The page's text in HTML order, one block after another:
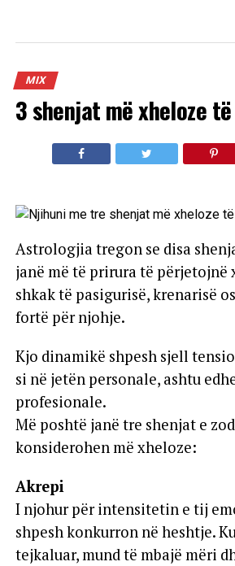
MIX
3 shenjat më xheloze
Astrologjia tregon se disa
janë më të prirura të përjetojnë
shkak të pasigurisë, krenarisë
fortë për njohje.
Kjo dinamikë shpesh sjell
si në jetën personale, ashtu
profesionale.
Më poshtë janë tre shenjat e
konsiderohen më xheloze:
Akrepi
I njohur për intensitetin e tij
shpesh konkurron në heshtje.
tejkaluar, mund të mbajë mëri